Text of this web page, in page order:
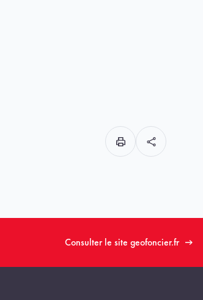
Consulter le site geofoncier.fr